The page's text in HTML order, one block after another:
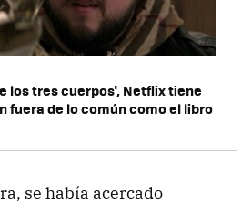
los tres cuerpos', Netflix tiene
fuera de lo común como el libro
se había acercado